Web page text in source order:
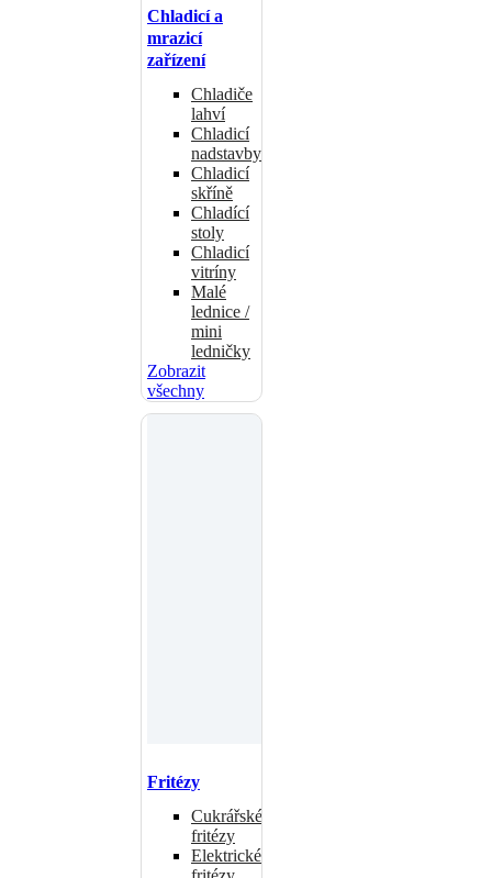
Chladicí a
mrazicí
zařízení
Chladiče
lahví
Chladicí
nadstavby
Chladicí
skříně
Chladící
stoly
Chladicí
vitríny
Malé
lednice /
mini
ledničky
Zobrazit
všechny
Fritézy
Cukrářské
fritézy
Elektrické